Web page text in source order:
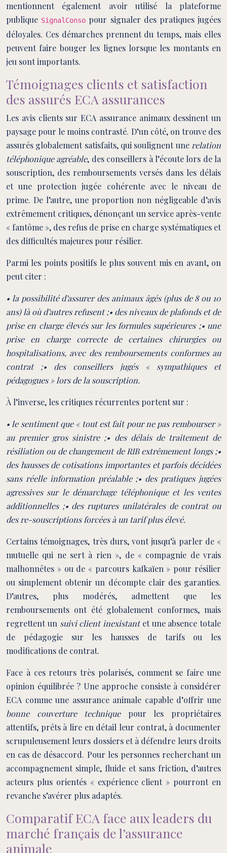
mentionnent également avoir utilisé la plateforme
publique SignalConso pour signaler des pratiques jugées
déloyales. Ces démarches prennent du temps, mais elles
peuvent faire bouger les lignes lorsque les montants en
jeu sont importants.
Témoignages clients et satisfaction
des assurés ECA assurances
Les avis clients sur ECA assurance animaux dessinent un
paysage pour le moins contrasté. D’un côté, on trouve des
assurés globalement satisfaits, qui soulignent une relation
téléphonique agréable, des conseillers à l’écoute lors de la
souscription, des remboursements versés dans les délais
et une protection jugée cohérente avec le niveau de
prime. De l’autre, une proportion non négligeable d’avis
extrêmement critiques, dénonçant un service après-vente
« fantôme », des refus de prise en charge systématiques et
des difficultés majeures pour résilier.
Parmi les points positifs le plus souvent mis en avant, on
peut citer :
• la possibilité d’assurer des animaux âgés (plus de 8 ou 10
ans) là où d’autres refusent ;• des niveaux de plafonds et de
prise en charge élevés sur les formules supérieures ;• une
prise en charge correcte de certaines chirurgies ou
hospitalisations, avec des remboursements conformes au
contrat ;• des conseillers jugés « sympathiques et
pédagogues » lors de la souscription.
À l’inverse, les critiques récurrentes portent sur :
• le sentiment que « tout est fait pour ne pas rembourser »
au premier gros sinistre ;• des délais de traitement de
résiliation ou de changement de RIB extrêmement longs ;•
des hausses de cotisations importantes et parfois décidées
sans réelle information préalable ;• des pratiques jugées
agressives sur le démarchage téléphonique et les ventes
additionnelles ;• des ruptures unilatérales de contrat ou
des re-souscriptions forcées à un tarif plus élevé.
Certains témoignages, très durs, vont jusqu’à parler de «
mutuelle qui ne sert à rien », de « compagnie de vrais
malhonnêtes » ou de « parcours kafkaïen » pour résilier
ou simplement obtenir un décompte clair des garanties.
D’autres, plus modérés, admettent que les
remboursements ont été globalement conformes, mais
regrettent un suivi client inexistantet une absence totale
de pédagogie sur les hausses de tarifs ou les
modifications de contrat.
Face à ces retours très polarisés, comment se faire une
opinion équilibrée ? Une approche consiste à considérer
ECA comme une assurance animale capable d’offrir une
bonne couverture techniquepour les propriétaires
attentifs, prêts à lire en détail leur contrat, à documenter
scrupuleusement leurs dossiers et à défendre leurs droits
en cas de désaccord. Pour les personnes recherchant un
accompagnement simple, fluide et sans friction, d’autres
acteurs plus orientés « expérience client » pourront en
revanche s’avérer plus adaptés.
Comparatif ECA face aux leaders du
marché français de l’assurance
animale